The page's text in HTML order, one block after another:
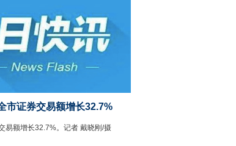
市证券交易额增长32.7%
易额增长32.7%。记者 戴晓刚/摄